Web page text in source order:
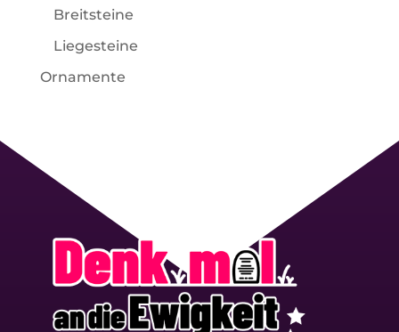
Breitsteine
Liegesteine
Ornamente